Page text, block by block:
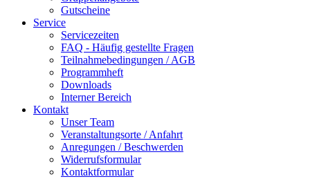
Gutscheine
Service
Servicezeiten
FAQ - Häufig gestellte Fragen
Teilnahmebedingungen / AGB
Programmheft
Downloads
Interner Bereich
Kontakt
Unser Team
Veranstaltungsorte / Anfahrt
Anregungen / Beschwerden
Widerrufsformular
Kontaktformular